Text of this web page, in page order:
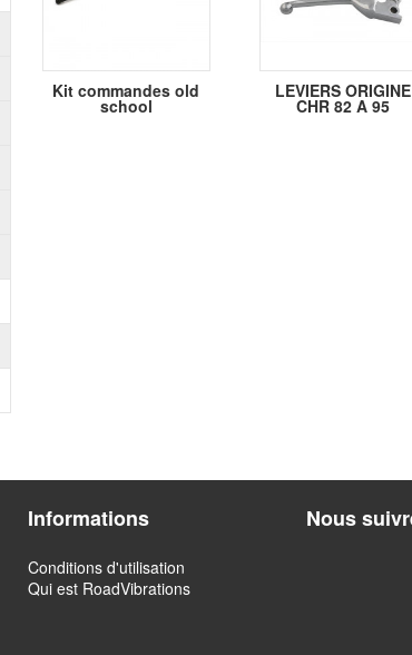
Kit commandes old
school
LEVIERS ORIGINE
CHR 82 A 95
Informations
Conditions d'utilisation
Qui est RoadVibrations
Nous